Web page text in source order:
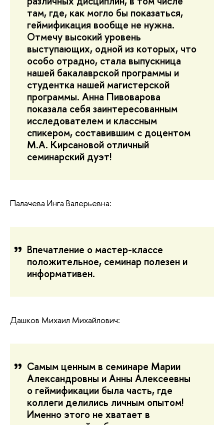
там, где, как могло бы показаться,
геймификация вообще не нужна.
Отмечу высокий уровень
выступающих, одной из которых, что
особо отрадно, стала выпускница
нашей бакалаврской программы и
студентка нашей магистерской
программы. Анна Пивоварова
показала себя заинтересованным
исследователем и классным
спикером, составившим с доцентом
М.А. Кирсановой отличный
семинарский дуэт!
Палачева Инга Валерьевна:
Впечатление о мастер-классе
положительное, семинар полезен и
информативен.
Дашков Михаил Михайлович:
Самым ценным в семинаре Марии
Александровны и Анны Алексеевны
о геймификации была часть, где
коллеги делились личным опытом!
Именно этого не хватает в